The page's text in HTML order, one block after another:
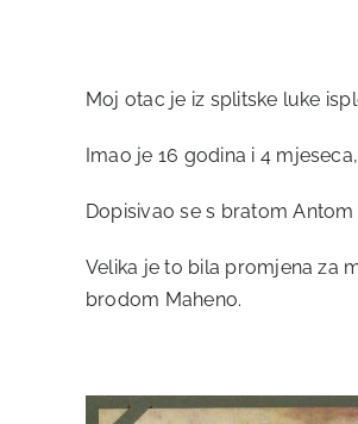
Moj otac je iz splitske luke
Imao je 16 godina i 4
Dopisivao se s bratom
Velika je to bila promjena za
brodom Maheno.